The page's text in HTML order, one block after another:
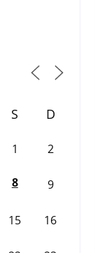
S D
1 2
8 9
15 16